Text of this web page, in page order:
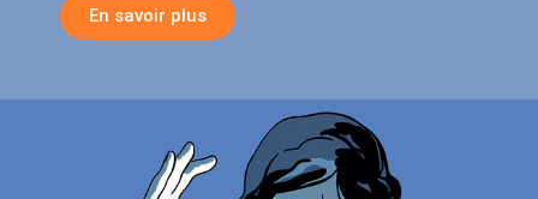
En savoir plus